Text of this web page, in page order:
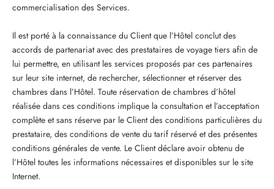
commercialisation des Services.
Il est porté à la connaissance du Client que l’Hôtel conclut des
accords de partenariat avec des prestataires de voyage tiers afin de
lui permettre, en utilisant les services proposés par ces partenaires
sur leur site internet, de rechercher, sélectionner et réserver des
chambres dans l’Hôtel. Toute réservation de chambres d’hôtel
réalisée dans ces conditions implique la consultation et l’acceptation
complète et sans réserve par le Client des conditions particulières du
prestataire, des conditions de vente du tarif réservé et des présentes
conditions générales de vente. Le Client déclare avoir obtenu de
l’Hôtel toutes les informations nécessaires et disponibles sur le site
Internet.